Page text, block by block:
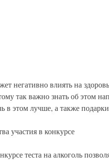
так важно знать об этом
в этом лучше, а также
участия в конкурсе
теста на алкоголь